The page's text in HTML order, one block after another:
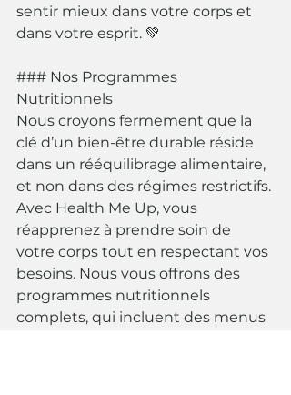
sentir mieux dans votre corps et
dans votre esprit. 💚
### Nos Programmes
Nutritionnels
Nous croyons fermement que la
clé d’un bien-être durable réside
dans un rééquilibrage alimentaire,
et non dans des régimes restrictifs.
Avec Health Me Up, vous
réapprenez à prendre soin de
votre corps tout en respectant vos
besoins. Nous vous offrons des
programmes nutritionnels
complets, qui incluent des menus